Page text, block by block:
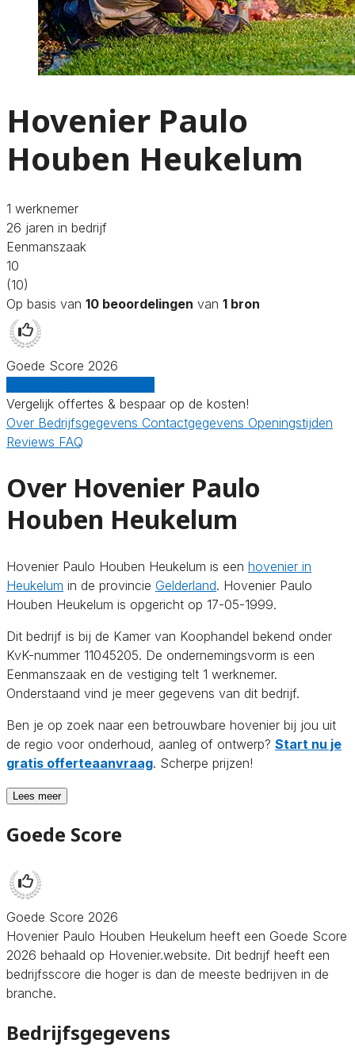
Hovenier Paulo
Houben Heukelum
1 werknemer
26 jaren in bedrijf
Eenmanszaak
10
(10)
Op basis van 10 beoordelingen van 1 bron
Goede Score 2026
Vergelijk offertes & bespaar op de kosten!
Over Bedrijfsgegevens Contactgegevens Openingstijden
Reviews FAQ
Over Hovenier Paulo
Houben Heukelum
Hovenier Paulo Houben Heukelum is een hovenier in
Heukelum in de provincie Gelderland. Hovenier Paulo
Houben Heukelum is opgericht op 17-05-1999.
Dit bedrijf is bij de Kamer van Koophandel bekend onder
KvK-nummer 11045205. De ondernemingsvorm is een
Eenmanszaak en de vestiging telt 1 werknemer.
Onderstaand vind je meer gegevens van dit bedrijf.
Ben je op zoek naar een betrouwbare hovenier bij jou uit
de regio voor onderhoud, aanleg of ontwerp? Start nu je
gratis offerteaanvraag. Scherpe prijzen!
Lees meer
Goede Score
Goede Score 2026
Hovenier Paulo Houben Heukelum heeft een Goede Score
2026 behaald op Hovenier.website. Dit bedrijf heeft een
bedrijfsscore die hoger is dan de meeste bedrijven in de
branche.
Bedrijfsgegevens